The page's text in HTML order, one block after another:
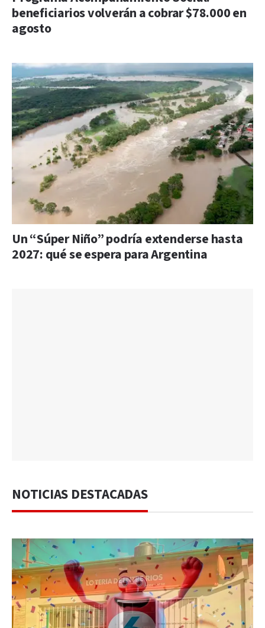
beneficiarios volverán a cobrar $78.000 en
agosto
Un “Súper Niño” podría extenderse hasta
2027: qué se espera para Argentina
NOTICIAS DESTACADAS